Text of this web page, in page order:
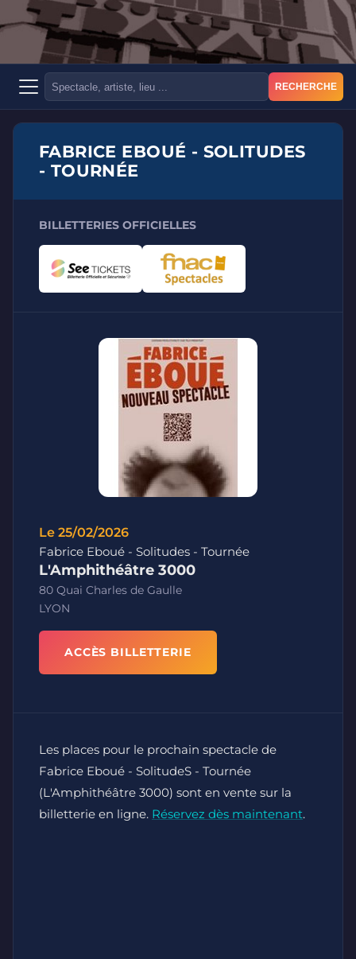
RECHERCHE
FABRICE EBOUÉ - SOLITUDES
- TOURNÉE
BILLETTERIES OFFICIELLES
Le 25/02/2026
Fabrice Eboué - Solitudes - Tournée
L'Amphithéâtre 3000
80 Quai Charles de Gaulle
LYON
ACCÈS BILLETTERIE
Les places pour le prochain spectacle de
Fabrice Eboué - SolitudeS - Tournée
(L'Amphithéâtre 3000) sont en vente sur la
billetterie en ligne. Réservez dès maintenant.